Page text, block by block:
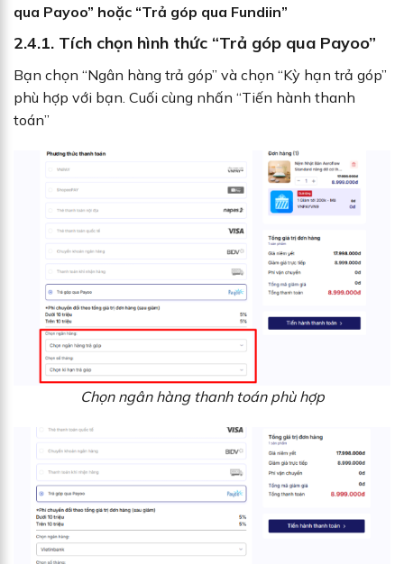
qua Payoo” hoặc “Trả góp qua Fundiin”
2.4.1. Tích chọn hình thức “Trả góp qua Payoo”
Bạn chọn “Ngân hàng trả góp” và chọn “Kỳ hạn trả góp”
phù hợp với bạn. Cuối cùng nhấn “Tiến hành thanh
toán”
Chọn ngân hàng thanh toán phù hợp